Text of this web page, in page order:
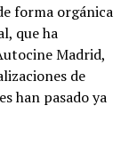
forma orgánica
que ha
Madrid,
de
han pasado ya